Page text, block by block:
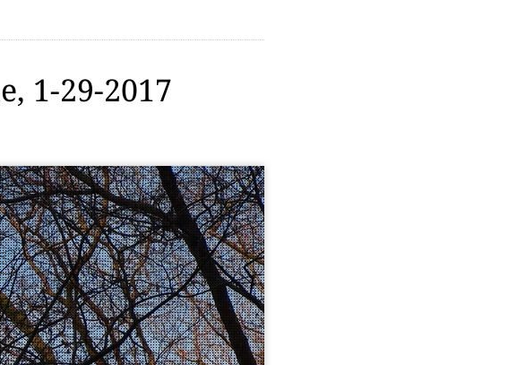
1-29-2017